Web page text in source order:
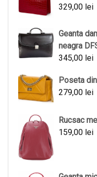
329,00 lei
Geanta
neagra
345,00 lei
Poseta
279,00 lei
Rucsac
159,00 lei